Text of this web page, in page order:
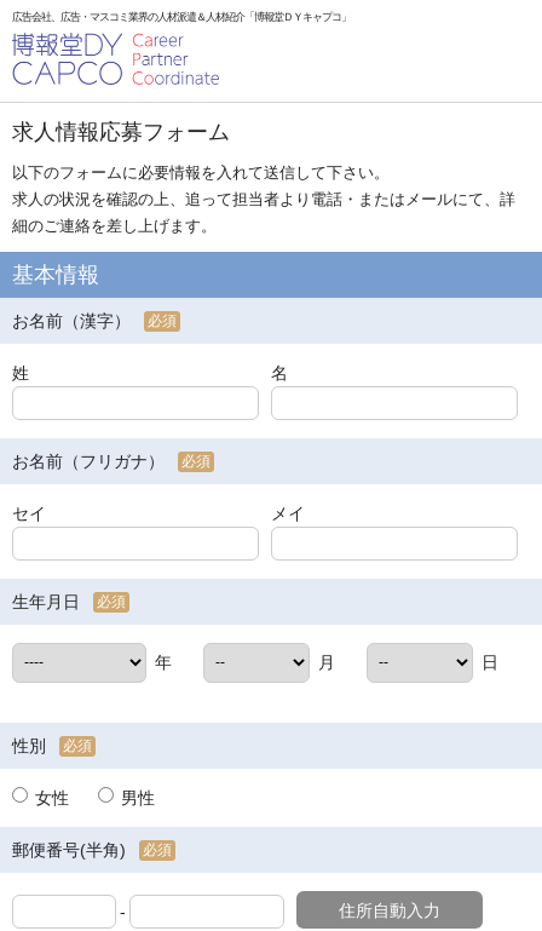
広告会社、広告・マスコミ業界の人材派遣＆人材紹介「博報堂ＤＹキャプコ」
求人情報応募フォーム
以下のフォームに必要情報を入れて送信して下さい。
求人の状況を確認の上、追って担当者より電話・またはメールにて、詳
細のご連絡を差し上げます。
基本情報
お名前（漢字） 必須
姓 名
お名前（フリガナ） 必須
セイ メイ
生年月日 必須
年 月 日
性別 必須
女性 男性
郵便番号(半角) 必須
- 住所自動入力